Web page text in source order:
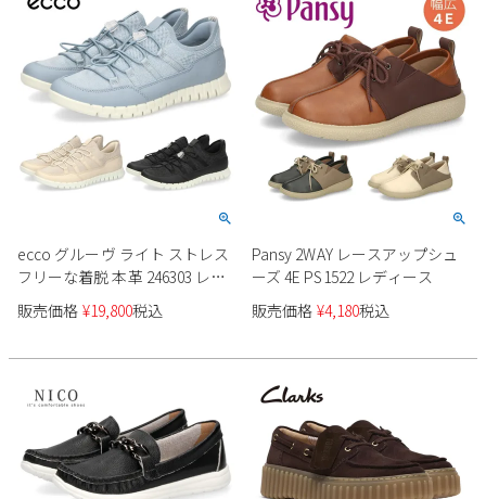
ecco グルーヴ ライト ストレス
フリーな着脱 本革 246303 レデ
ィース
販売価格 ¥19,800税込
Pansy 2WAY レースアップシュ
ーズ 4E PS1522 レディース
販売価格 ¥4,180税込